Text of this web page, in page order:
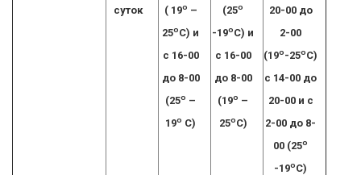
суток
( 19о –
25оС) и
с 16-00
до 8-00
(25о –
19о С)
(25о
-19оС) и
с 16-00
до 8-00
(19о –
25оС)
20-00 до
2-00
(19о-25оС)
с 14-00 до
20-00 и с
2-00 до 8-
00 (25о
-19оС)